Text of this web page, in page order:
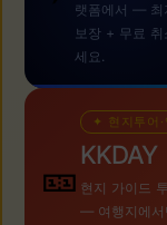
랫폼에서 — 최
보장 + 무료
세요.
🎫
✦ 현지투어·
KKDAY
현지 가이드
— 여행지에서